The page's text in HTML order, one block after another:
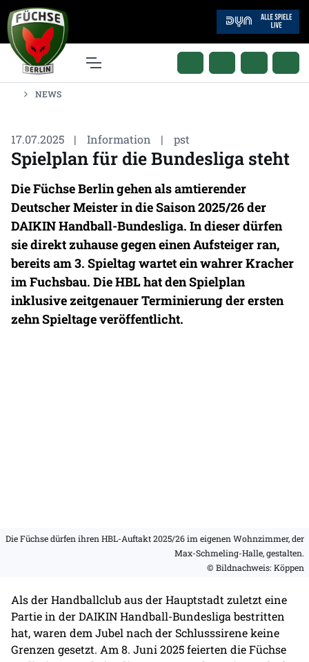
NEWS
17.07.2025 | Information | pst
Spielplan für die Bundesliga steht
Die Füchse Berlin gehen als amtierender
Deutscher Meister in die Saison 2025/26 der
DAIKIN Handball-Bundesliga. In dieser dürfen
sie direkt zuhause gegen einen Aufsteiger ran,
bereits am 3. Spieltag wartet ein wahrer Kracher
im Fuchsbau. Die HBL hat den Spielplan
inklusive zeitgenauer Terminierung der ersten
zehn Spieltage veröffentlicht.
Die Füchse dürfen ihren HBL-Auftakt 2025/26 im eigenen Wohnzimmer, der
Max-Schmeling-Halle, gestalten.
© Bildnachweis: Köppen
Als der Handballclub aus der Hauptstadt zuletzt eine
Partie in der DAIKIN Handball-Bundesliga bestritten
hat, waren dem Jubel nach der Schlusssirene keine
Grenzen gesetzt. Am 8. Juni 2025 feierten die Füchse